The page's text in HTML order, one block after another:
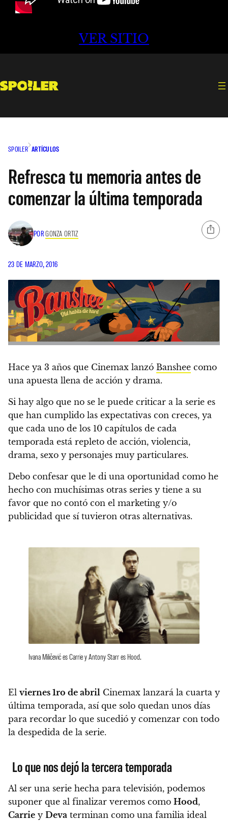
VER SITIO
SPOILER ARTÍCULOS
Refresca tu memoria antes de
comenzar la última temporada
PORGONZA ORTIZ
23 DE MARZO, 2016
Hace ya 3 años que Cinemax lanzó Banshee como
una apuesta llena de acción y drama.
Si hay algo que no se le puede criticar a la serie es
que han cumplido las expectativas con creces, ya
que cada uno de los 10 capítulos de cada
temporada está repleto de acción, violencia,
drama, sexo y personajes muy particulares.
Debo confesar que le di una oportunidad como he
hecho con muchísimas otras series y tiene a su
favor que no contó con el marketing y/o
publicidad que sí tuvieron otras alternativas.
Ivana Miličević es Carrie y Antony Starr es Hood.
El viernes 1ro de abril Cinemax lanzará la cuarta y
última temporada, así que solo quedan unos días
para recordar lo que sucedió y comenzar con todo
la despedida de la serie.
Lo que nos dejó la tercera temporada
Al ser una serie hecha para televisión, podemos
suponer que al finalizar veremos como Hood,
Carrie y Deva terminan como una familia ideal